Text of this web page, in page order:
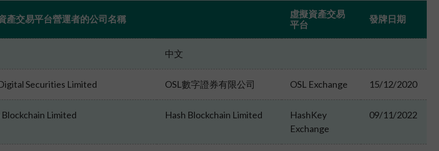
計劃」下的合資格
易參考指南
源
材料
產交易平台營運者的公司名稱
虛擬資產交易
平台
發牌日期
中文
Securities Limited OSL數字證券有限公司 OSL Exchange 15/12/2020
Blockchain Limited Hash Blockchain Limited
HashKey
Exchange
09/11/2022